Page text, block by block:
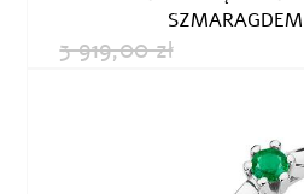
3 919,00 zł